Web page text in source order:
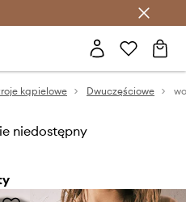
Club >
kąpielowe Dwuczęściowe
niedostępny